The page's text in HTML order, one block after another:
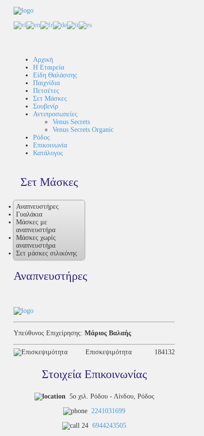
Αρχική
Η Εταιρεία
Είδη Θαλάσσης
Παιχνίδια
Πετσέτες
Σετ Μάσκες
Σουβενίρ
Αντιπροσωπείες
Venus Secrets
Venus Secrets Organic
Ρόδος
Επικοινωνία
Κατάλογος
Σετ Μάσκες
Αναπνευστήρες
Γυαλάκια
Μάσκες με
αναπνευστήρα
Μάσκες χωρίς
αναπνευστήρα
Σετ μάσκες σιλικόνης
Αναπνευστήρες
Υπεύθυνος Επιχείρησης: Μάριος Βαλαής
Επισκεψιμότητα 184132
Στοιχεία Επικοινωνίας
5ο χιλ. Ρόδου - Λίνδου, Ρόδος
2241031699
6944243505